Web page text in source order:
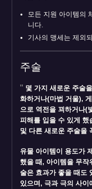
모든 지원 아이템의
니다.
기사의 맹세는 제외
주술
몇 가지 새로운 주술
화하거나(마법 거울),
으로 역전을 꾀하거나(
피해를 입을 수 있게
및 다른 새로운 주술을
유물 아이템이 용도가
했을 때, 아이템을 무작
술은 효과가 좋을 때도
있으며, 극과 극의 사이